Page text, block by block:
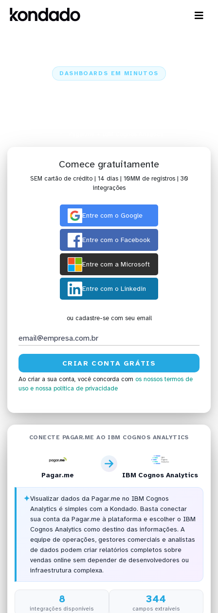
DASHBOARDS EM MINUTOS
Comece gratuitamente
SEM cartão de crédito | 14 dias | 10MM de registros | 30
integrações
Entre com o Google
Entre com o Facebook
Entre com a Microsoft
Entre com o Linkedin
ou cadastre-se com seu email
Ao criar a sua conta, você concorda com os nossos termos de
uso e nossa política de privacidade
CONECTE PAGAR.ME AO IBM COGNOS ANALYTICS
Pagar.me IBM Cognos Analytics
✦Visualizar dados da Pagar.me no IBM Cognos
Analytics é simples com a Kondado. Basta conectar
sua conta da Pagar.me à plataforma e escolher o IBM
Cognos Analytics como destino das informações. A
equipe de operações, gestores comerciais e analistas
de dados podem criar relatórios completos sobre
vendas online sem depender de desenvolvedores ou
infraestrutura complexa.
8
integrações disponíveis
344
campos extraíveis